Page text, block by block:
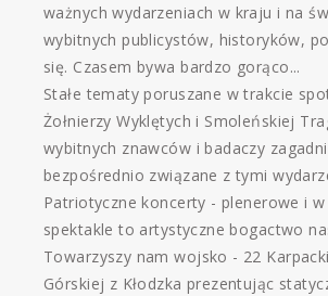
ważnych wydarzeniach w kraju i na
wybitnych publicystów, historyków,
się. Czasem bywa bardzo gorąco...
Stałe tematy poruszane w trakcie
Żołnierzy Wyklętych i Smoleńskiej
wybitnych znawców i badaczy
bezpośrednio związane z tymi
Patriotyczne koncerty - plenerowe i
spektakle to artystyczne bogactwo
Towarzyszy nam wojsko - 22
Górskiej z Kłodzka prezentując